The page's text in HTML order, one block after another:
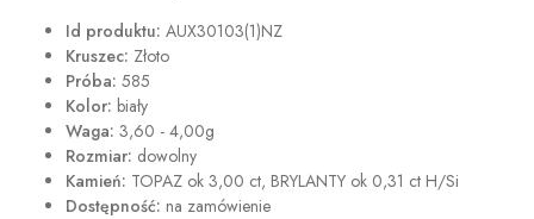
Id produktu: AUX30103(1)NZ
Kruszec: Złoto
Próba: 585
Kolor: biały
Waga: 3,60 - 4,00g
Rozmiar: dowolny
Kamień: TOPAZ ok 3,00 ct, BRYLANTY ok 0,31 ct H/Si
Dostępność: na zamówienie